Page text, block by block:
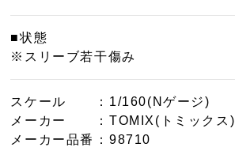
■状態
※スリーブ若干傷み
スケール
：1/160(Nゲージ)
メーカー
：TOMIX(トミックス)
メーカー品番
：98710